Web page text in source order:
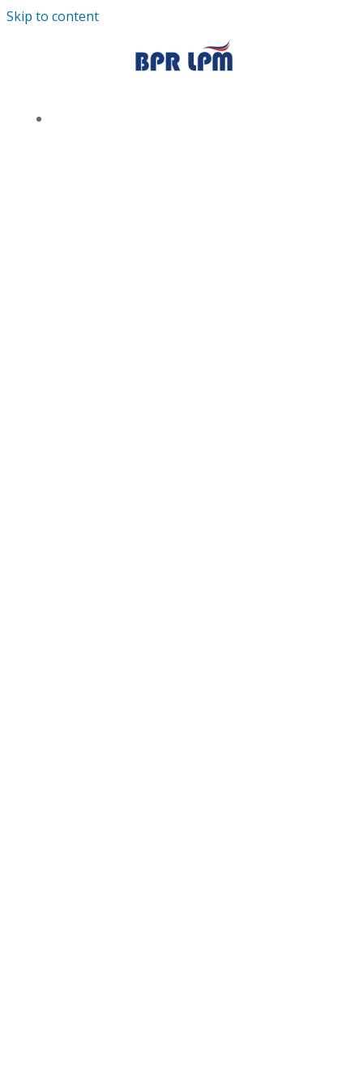
Skip to content